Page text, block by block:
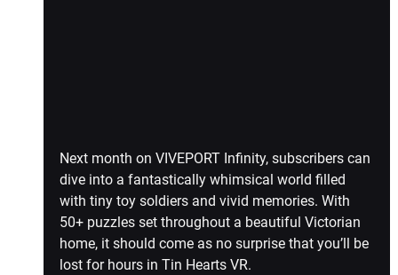
Next month on VIVEPORT Infinity, subscribers can
dive into a fantastically whimsical world filled
with tiny toy soldiers and vivid memories. With
50+ puzzles set throughout a beautiful Victorian
home, it should come as no surprise that you’ll be
lost for hours in Tin Hearts VR.